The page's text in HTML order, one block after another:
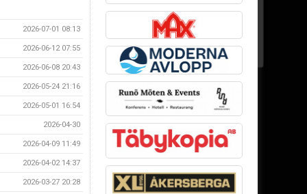
2026-07-01 08:13
2026-06-12 07:55
2026-06-08 20:43
2026-05-24 21:16
2026-05-01 16:54
2026-04-30
2026-04-09 11:49
2026-04-02 14:37
2026-03-27 20:28